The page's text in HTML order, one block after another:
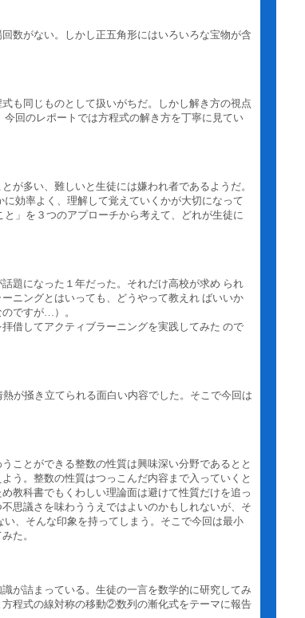
数がない。しかし正五角形にはいろいろな宝物が含
も同じものとして扱いがちだ。しかし解き方の視点
回のレポートでは方程式の解き方を丁寧に見てい
多い、難しいと生徒には嫌われ者であるようだ。
効率よく、理解して覚えていくかが大切になって
」を３つのアプローチから考えて、どれが生徒に
題になった１年だった。それだけ高校が求め られ
ニングとはいっても、どうやって教えれ ばいいか
ですが…）。
借してアクティブラーニングを実践してみた ので
が掻き立てられる面白い内容でした。そこで今回は
ことができる整数の性質は興味深い分野であるとと
う。整数の性質はつっこんだ内容まで入っていくと
教科書でもくわしい理論面は避けて性質だけを追っ
思議さを味わううえではよいのかもしれないが、そ
、そんな印象を持ってしまう。そこで今回は最小
た。
が詰まっている。生徒の一言を数学的に研究してみ
程式の線対称の移動②数列の漸化式をテーマに報告